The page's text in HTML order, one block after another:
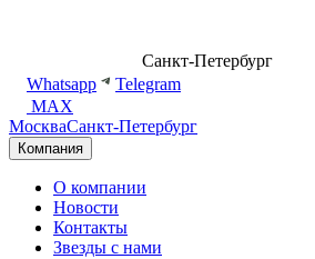
Санкт-Петербург
Whatsapp
Telegram
MAX
МоскваСанкт-Петербург
Компания
О компании
Новости
Контакты
Звезды с нами